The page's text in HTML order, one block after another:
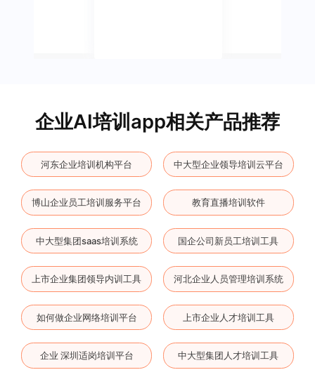
企业AI培训app相关产品推荐
河东企业培训机构平台 中大型企业领导培训云平台
博山企业员工培训服务平台 教育直播培训软件
中大型集团saas培训系统 国企公司新员工培训工具
上市企业集团领导内训工具 河北企业人员管理培训系统
如何做企业网络培训平台 上市企业人才培训工具
企业 深圳适岗培训平台 中大型集团人才培训工具